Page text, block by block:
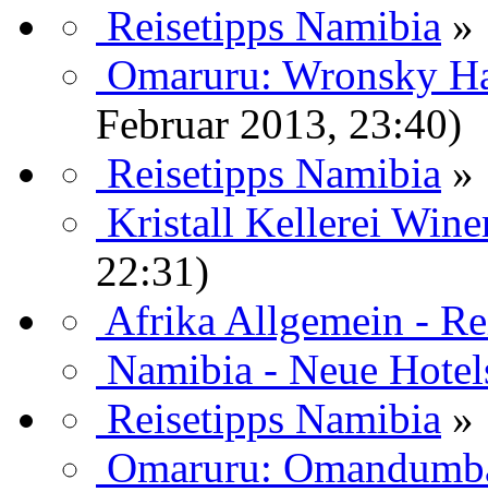
Reisetipps Namibia »
Omaruru: Wronsky
Februar 2013, 23:40)
Reisetipps Namibia »
Kristall Kellerei
22:31)
Afrika Allgemein -
Namibia - Neue
Reisetipps Namibia »
Omaruru: